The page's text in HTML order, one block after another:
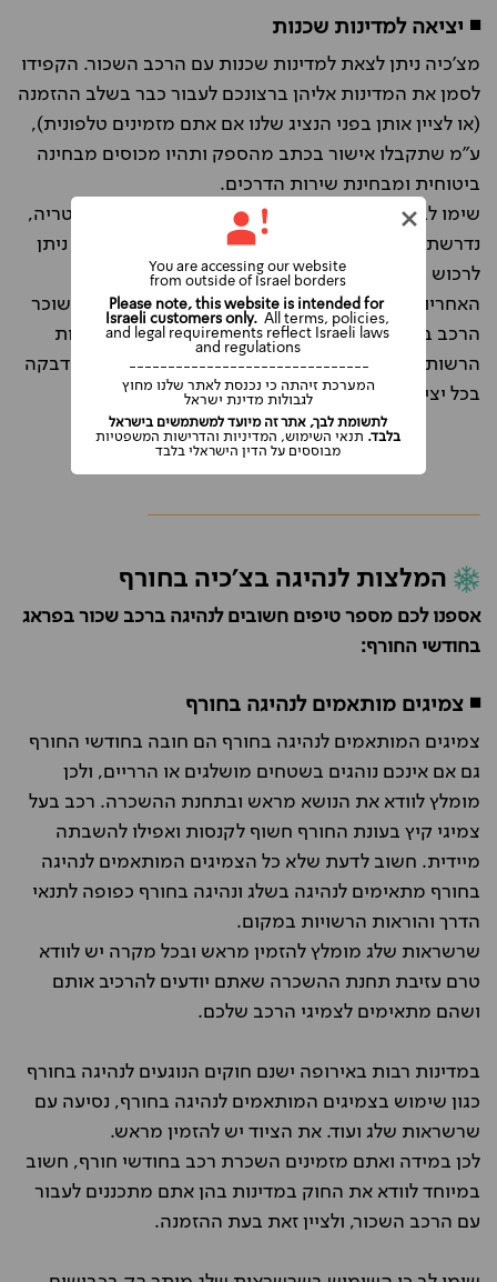
◾ יציאה למדינות שכנות
מצ'כיה ניתן לצאת למדינות שכנות עם הרכב השכור. הקפידו
לסמן את המדינות אליהן ברצונכם לעבור כבר בשלב ההזמנה
(או לציין אותן בפני הנציג שלנו אם אתם מזמינים טלפונית),
ע"מ שתקבלו אישור בכתב מהספק ותהיו מכוסים מבחינה
ביטוחית ומבחינת שירות הדרכים.
שימו לב שבחלק מהמדינות באירופה, כמו שוויץ ואוסטריה,
נדרשת מדבקה מיוחדת לנסיעה באוטוסטרדות, אותה ניתן
לרכוש בקיוסקים במעברי הגבול.
האחריות לרכישת מדבקה ושימוש נכון בה מוטלת על שוכר
הרכב בלבד, ולכן יש להקפיד להדביקה בהתאם להנחיות
הרשות המקומית. הקפידו לברר על הצורך ברכישת מדבקה
בכל יציאה ממדינה אחת וכניסה לאחרת.
המלצות לנהיגה בצ'כיה בחורף
אספנו לכם מספר טיפים חשובים לנהיגה ברכב שכור בפראג
בחודשי החורף:
◾ צמיגים מותאמים לנהיגה בחורף
צמיגים המותאמים לנהיגה בחורף הם חובה בחודשי החורף
גם אם אינכם נוהגים בשטחים מושלגים או הרריים, ולכן
מומלץ לוודא את הנושא מראש ובתחנת ההשכרה. רכב בעל
צמיגי קיץ בעונת החורף חשוף לקנסות ואפילו להשבתה
מיידית. חשוב לדעת שלא כל הצמיגים המותאמים לנהיגה
בחורף מתאימים לנהיגה בשלג ונהיגה בחורף כפופה לתנאי
הדרך והוראות הרשויות במקום.
שרשראות שלג מומלץ להזמין מראש ובכל מקרה יש לוודא
טרם עזיבת תחנת ההשכרה שאתם יודעים להרכיב אותם
ושהם מתאימים לצמיגי הרכב שלכם.
במדינות רבות באירופה ישנם חוקים הנוגעים לנהיגה בחורף
כגון שימוש בצמיגים המותאמים לנהיגה בחורף, נסיעה עם
שרשראות שלג ועוד. את הציוד יש להזמין מראש.
לכן במידה ואתם מזמינים השכרת רכב בחודשי חורף, חשוב
במיוחד לוודא את החוק במדינות בהן אתם מתכננים לעבור
עם הרכב השכור, ולציין זאת בעת ההזמנה.
Please note, this website is intended for
Israeli customers only.All terms, policies,
and legal requirements reflect Israeli laws
and regulations
-------------------------------
המערכת זיהתה כי נכנסת לאתר שלנו מחוץ
לגבולות מדינת ישראל
You are accessing our website
from outside of Israel borders
לתשומת לבך, אתר זה מיועד למשתמשים בישראל
בלבד. תנאי השימוש, המדיניות והדרישות המשפטיות
מבוססים על הדין הישראלי בלבד